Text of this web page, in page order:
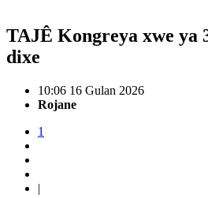
TAJÊ Kongreya xwe ya
dixe
10:06 16 Gulan 2026
Rojane
1
|